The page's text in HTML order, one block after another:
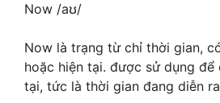
Now /aʊ/
Now là trạng từ chỉ thời gian,
hoặc hiện tại. được sử dụng
tại, tức là thời gian đang diễn